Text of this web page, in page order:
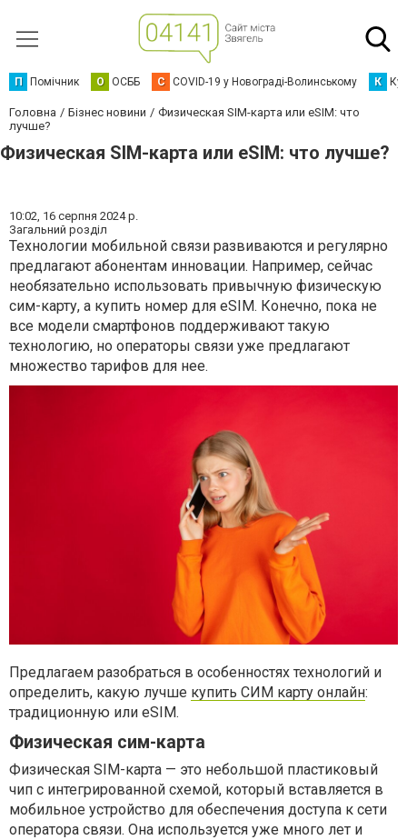
П Помічник О ОСББ C COVID-19 у Новограді-Волинському К
Головна Бізнес новини
Физическая SIM-карта или eSIM: что
лучше?
Физическая SIM-карта или eSIM: что лучше?
10:02, 16 серпня 2024 р.
Загальний розділ
Технологии мобильной связи развиваются и регулярно
предлагают абонентам инновации. Например, сейчас
необязательно использовать привычную физическую
сим-карту, а купить номер для eSIM. Конечно, пока не
все модели смартфонов поддерживают такую
технологию, но операторы связи уже предлагают
множество тарифов для нее.
Предлагаем разобраться в особенностях технологий и
определить, какую лучше купить СИМ карту онлайн:
традиционную или eSIM.
Физическая сим-карта
Физическая SIM-карта — это небольшой пластиковый
чип с интегрированной схемой, который вставляется в
мобильное устройство для обеспечения доступа к сети
оператора связи. Она используется уже много лет и